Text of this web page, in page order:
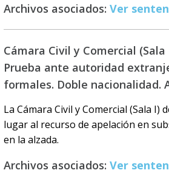
Archivos asociados: Ver
Cámara Civil y Comercial
Prueba ante autoridad
formales. Doble nacionalidad.
La Cámara Civil y Comercial (Sala I)
lugar al recurso de apelación en
en la alzada.
Archivos asociados: Ver